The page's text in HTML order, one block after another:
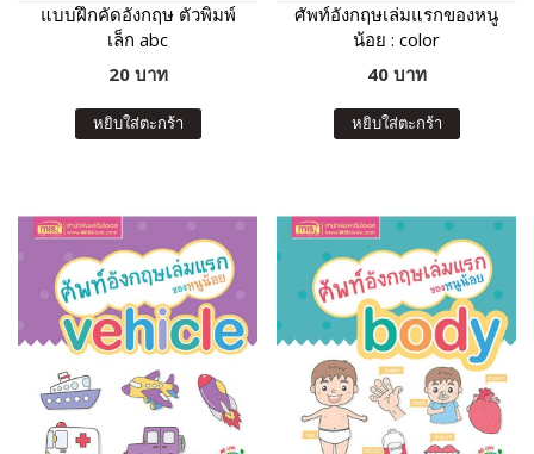
แบบฝึกคัดอังกฤษ ตัวพิมพ์
เล็ก abc
20 บาท
หยิบใส่ตะกร้า
ศัพท์อังกฤษเล่มแรกของหนู
น้อย : color
40 บาท
หยิบใส่ตะกร้า